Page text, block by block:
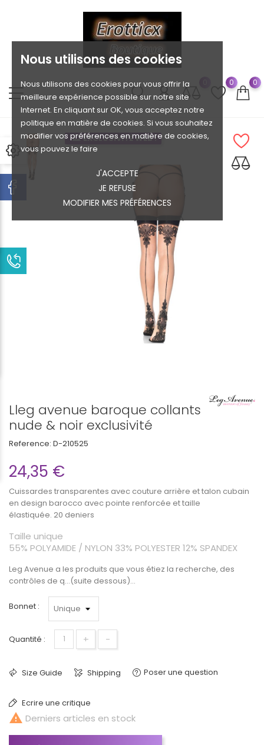
Nous utilisons des cookies
Nous utilisons des cookies pour vous offrir la
meilleure expérience possible sur notre site
Internet. En cliquant sur OK, vous acceptez notre
politique en matière de cookies. Si vous souhaitez
modifier vos préférences en matière de cookies,
vous pouvez le faire
J'ACCEPTE
JE REFUSE
MODIFIER MES PRÉFÉRENCES
0 0
EXCLUSIVITÉ WEB !
Lleg avenue baroque collants
nude & noir exclusivité
Reference: D-210525
24,35 €
Cuissardes transparentes avec couture arrière et talon cubain
en design barocco avec pointe renforcée et taille
élastiquée. 20 deniers
Taille unique
55% POLYAMIDE / NYLON 33% POLYESTER 12% SPANDEX
Leg Avenue a les produits que vous étiez la recherche, des
contrôles de q...(suite dessous)...
Bonnet :
Quantité : + -
Size Guide Shipping Poser une question
Ecrire une critique
 Derniers articles en stock